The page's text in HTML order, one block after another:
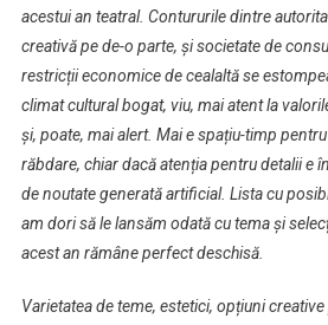
acestui an teatral. Contururile dintre
creativă pe de-o parte, și societate de
restricții economice de cealaltă se
climat cultural bogat, viu, mai atent la
și, poate, mai alert. Mai e spațiu-timp
răbdare, chiar dacă atenția pentru detalii e
de noutate generată artificial. Lista cu
am dori să le lansăm odată cu tema și
acest an rămâne perfect deschisă.
Varietatea de teme, estetici, opțiuni